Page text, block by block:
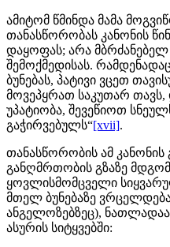
ამიტომ წმინდა მამა
თანასწორობას კანონის
დაყოფას; არა მბრძანებელ
შემოქმედისას.
ბუნებას, პატივი ვცეთ
მოვეპყრათ საკუთარ
უპატიობა, შევეწიოთ
გაჭირვებულს“[xvii].
თანასწორობის ამ
განღმრთობის გზაზე
ყოვლისმომცველი
მთელ ბუნებაზე
ანგელოზებზეც),
ასურის სიტყვებში: